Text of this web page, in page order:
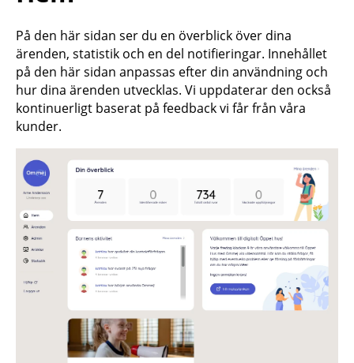
På den här sidan ser du en överblick över dina
ärenden, statistik och en del notifieringar. Innehållet
på den här sidan anpassas efter din användning och
hur dina ärenden utvecklas. Vi uppdaterar den också
kontinuerligt baserat på feedback vi får från våra
kunder.